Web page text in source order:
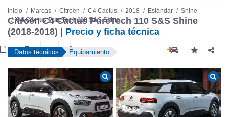
Inicio Marcas Citroën C4 Cactus 2018 Estándar
Shine
C4 Cactus PureTech 110 S&S Shine
Citroën C4 Cactus PureTech 110 S&S Shine
(2018-2018) | Precio y ficha técnica
Datos técnicos Equipamiento